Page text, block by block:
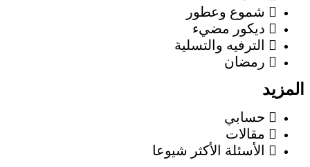
شموع وعطور
ديكور مضيء
الترفيه والتسلية
رمضان
المزيد
حسابي
مقالات
الأسئلة الأكثر شيوعا